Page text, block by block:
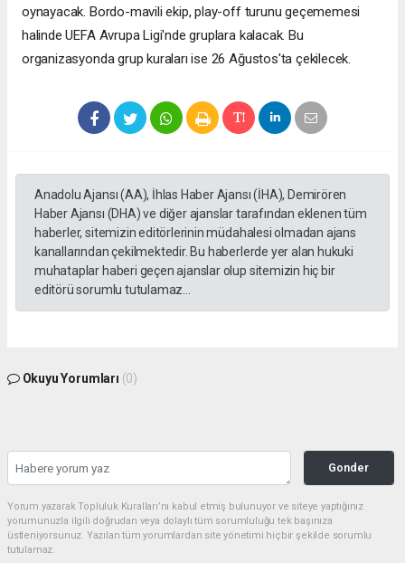
oynayacak. Bordo-mavili ekip, play-off turunu geçememesi
halinde UEFA Avrupa Ligi'nde gruplara kalacak. Bu
organizasyonda grup kuraları ise 26 Ağustos'ta çekilecek.
Anadolu Ajansı (AA), İhlas Haber Ajansı (İHA), Demirören
Haber Ajansı (DHA) ve diğer ajanslar tarafından eklenen tüm
haberler, sitemizin editörlerinin müdahalesi olmadan ajans
kanallarından çekilmektedir. Bu haberlerde yer alan hukuki
muhataplar haberi geçen ajanslar olup sitemizin hiç bir
editörü sorumlu tutulamaz...
Okuyu Yorumları (0)
Gonder
Yorum yazarak Topluluk Kuralları’nı kabul etmiş bulunuyor ve siteye yaptığınız
yorumunuzla ilgili doğrudan veya dolaylı tüm sorumluluğu tek başınıza
üstleniyorsunuz. Yazılan tüm yorumlardan site yönetimi hiçbir şekilde sorumlu
tutulamaz.